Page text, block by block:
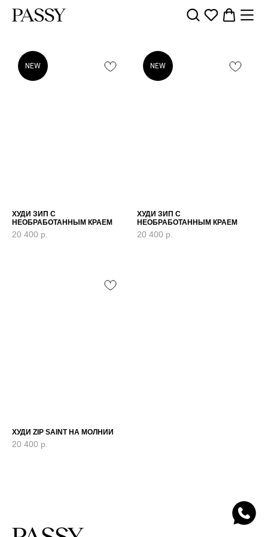
NEW
ХУДИ ЗИП С
НЕОБРАБОТАННЫМ КРАЕМ
20 400 р.
NEW
ХУДИ ЗИП С
НЕОБРАБОТАННЫМ КРАЕМ
20 400 р.
ХУДИ ZIP SAINT НА МОЛНИИ
20 400 р.